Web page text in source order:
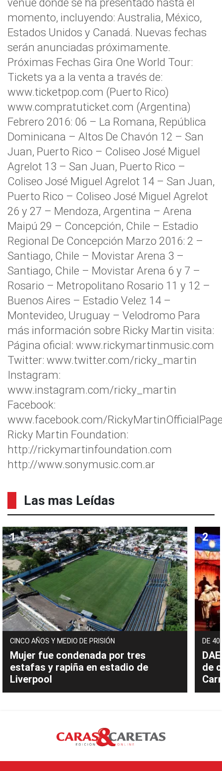
momento, incluyendo: Australia, México,
Estados Unidos y Canadá. Nuevas fechas
serán anunciadas próximamente.
Próximas Fechas Gira One World Tour:
Tickets ya a la venta a través de:
www.ticketpop.com (Puerto Rico)
www.compratuticket.com (Argentina)
Febrero 2016: 06 – La Romana, República
Dominicana – Altos De Chavón 12 – San
Juan, Puerto Rico – Coliseo José Miguel
Agrelot 13 – San Juan, Puerto Rico –
Coliseo José Miguel Agrelot 14 – San Juan,
Puerto Rico – Coliseo José Miguel Agrelot
26 y 27 – Mendoza, Argentina – Arena
Maipú 29 – Concepción, Chile – Estadio
Regional De Concepción Marzo 2016: 2 –
Santiago, Chile – Movistar Arena 3 –
Santiago, Chile – Movistar Arena 6 y 7 –
Rosario – Metropolitano Rosario 11 y 12 –
Buenos Aires – Estadio Velez 14 –
Montevideo, Uruguay – Velodromo Para
más información sobre Ricky Martin visita:
Página oficial: www.rickymartinmusic.com
Twitter: www.twitter.com/ricky_martin
Instagram:
www.instagram.com/ricky_martin
Facebook:
www.facebook.com/
Ricky Martin Foundation:
http://rickymartinfoundation.com
http://www.sonymusic.com.ar
Las mas Leídas
CINCO AÑOS Y MEDIO DE PRISIÓN
Mujer fue condenada por tres
estafas y rapiña en estadio de
Liverpool
DE
de